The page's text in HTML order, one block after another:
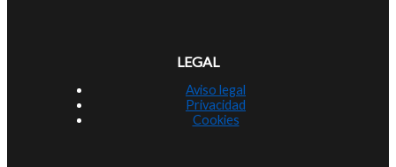
LEGAL
Aviso legal
Privacidad
Cookies